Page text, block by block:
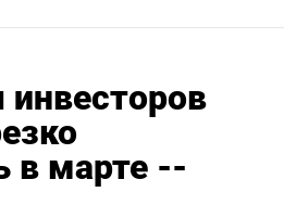
инвесторов
в марте --